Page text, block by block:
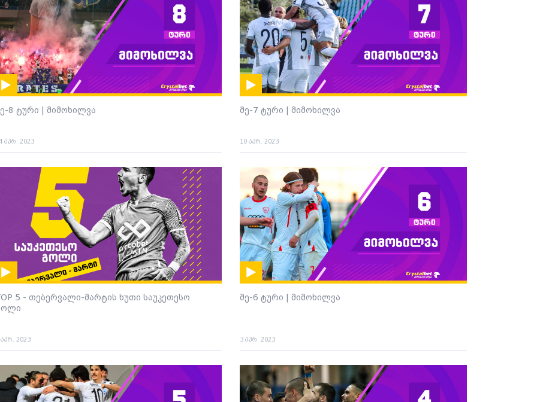
8 ტური | მიმოხილვა
აპრ. 2023
მე-7 ტური | მიმოხილვა
10 აპრ. 2023
5 - თებერვალი-მარტის ხუთი საუკეთესო
2023
მე-6 ტური | მიმოხილვა
3 აპრ. 2023